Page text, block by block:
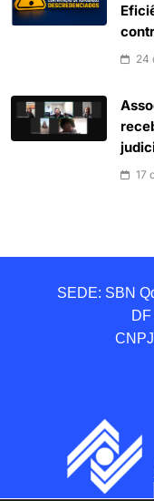
24
17
SEDE: SBN